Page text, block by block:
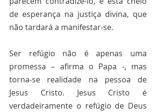
de esperança na justiça divina, que
não tardará a manifestar-se.
Ser refúgio não é apenas uma
promessa – afirma o Papa -, mas
torna-se realidade na pessoa de
Jesus Cristo. Jesus Cristo é
verdadeiramente o refúgio de Deus